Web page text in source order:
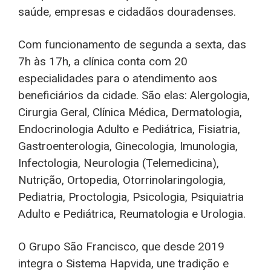
saúde, empresas e cidadãos douradenses.
Com funcionamento de segunda a sexta, das
7h às 17h, a clínica conta com 20
especialidades para o atendimento aos
beneficiários da cidade. São elas: Alergologia,
Cirurgia Geral, Clínica Médica, Dermatologia,
Endocrinologia Adulto e Pediátrica, Fisiatria,
Gastroenterologia, Ginecologia, Imunologia,
Infectologia, Neurologia (Telemedicina),
Nutrição, Ortopedia, Otorrinolaringologia,
Pediatria, Proctologia, Psicologia, Psiquiatria
Adulto e Pediátrica, Reumatologia e Urologia.
O Grupo São Francisco, que desde 2019
integra o Sistema Hapvida, une tradição e